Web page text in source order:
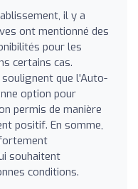
il y a
ont mentionné des
pour les
certains cas.
que l'Auto-
option pour
permis de manière
positif. En somme,
souhaitent
conditions.